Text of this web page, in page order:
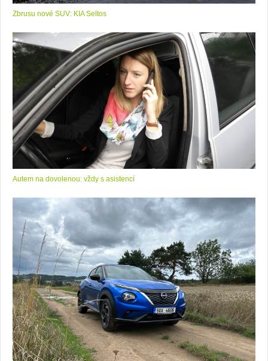
Zbrusu nové SUV: KIA Seltos
Autem na dovolenou: vždy s asistencí